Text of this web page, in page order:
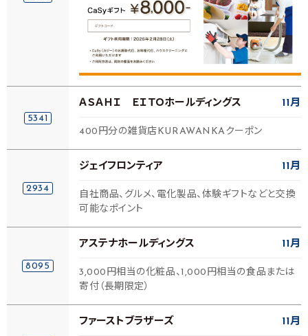
5341
ＡＳＡＨＩ ＥＩＴＯホールディングス 11月
400円分の雑貨店KURAWANKAクーポン
2934
ジェイフロンティア 11月
自社商品、グルメ、電化製品、体験ギフトなどと交換
可能なポイント
8095
アステナホールディングス 11月
3,000円相当の化粧品、1,000円相当の食品または
寄付（長期限定）
ファーストブラザーズ 11月